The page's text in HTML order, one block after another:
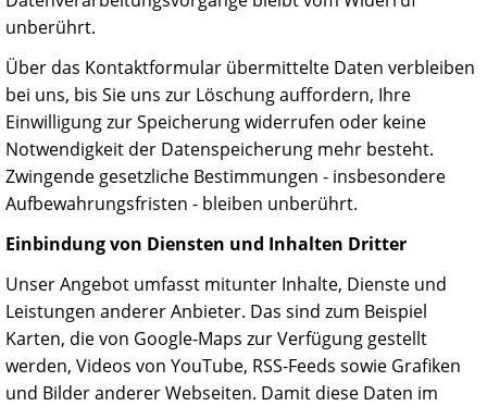
unberührt.
Über das Kontaktformular übermittelte Daten verbleiben
bei uns, bis Sie uns zur Löschung auffordern, Ihre
Einwilligung zur Speicherung widerrufen oder keine
Notwendigkeit der Datenspeicherung mehr besteht.
Zwingende gesetzliche Bestimmungen - insbesondere
Aufbewahrungsfristen - bleiben unberührt.
Einbindung von Diensten und Inhalten Dritter
Unser Angebot umfasst mitunter Inhalte, Dienste und
Leistungen anderer Anbieter. Das sind zum Beispiel
Karten, die von Google-Maps zur Verfügung gestellt
werden, Videos von YouTube, RSS-Feeds sowie Grafiken
und Bilder anderer Webseiten. Damit diese Daten im